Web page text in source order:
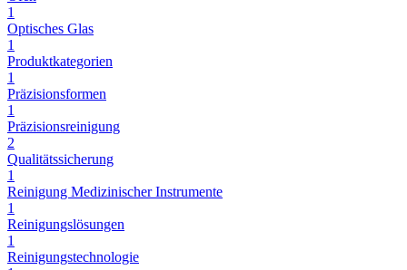
1
Optisches Glas
1
Produktkategorien
1
Präzisionsformen
1
Präzisionsreinigung
2
Qualitätssicherung
1
Reinigung Medizinischer Instrumente
1
Reinigungslösungen
1
Reinigungstechnologie